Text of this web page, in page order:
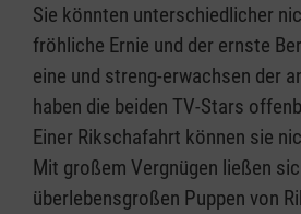
Sie könnten unterschiedlicher
fröhliche Ernie und der ernste
eine und streng-erwachsen der
haben die beiden TV-Stars
Einer Rikschafahrt können sie
Mit großem Vergnügen ließen
überlebensgroßen Puppen von